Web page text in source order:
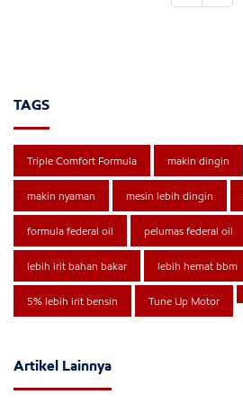
TAGS
Triple Comfort Formula makin dingin
makin nyaman mesin lebih dingin
formula federal oil pelumas federal oil
lebih irit bahan bakar lebih hemat bbm
5% lebih irit bensin Tune Up Motor
Artikel Lainnya